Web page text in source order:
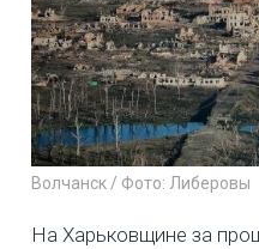
Волчанск / Фото: Либеровы
На Харьковщине за